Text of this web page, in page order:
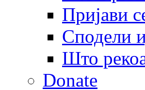
Пријави
Сподели
Што
Donate